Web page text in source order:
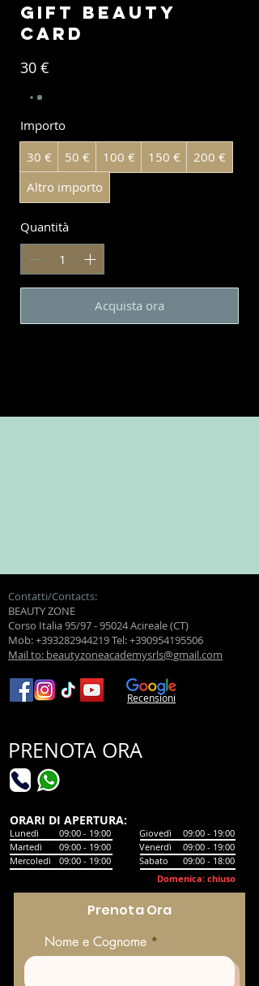
Gift Beauty
Card
30 €
Importo
30 €
50 € 100 € 150 €
200 €
Altro importo
Quantità
Acquista ora
Contatti/Contacts:
BEAUTY ZONE
Corso Italia 95/97 - 95024 Acireale (CT)
Mob:+393282944219Tel:+390954195506
Mail to: beautyzoneacademysrls@gmail.com
Recensioni
PRENOTA ORA
​ORARI DI APERTURA:
09:00 - 19:00
09:00 - 19:00
09:00 - 19:00
Lunedì
Martedì
Mercoledì
09:00 - 19:00
09:00 - 19:00
09:00 - 18:00
Giovedì
Venerdì
Sabato
Domenica: chiuso
Prenota Ora
Nome e Cognome